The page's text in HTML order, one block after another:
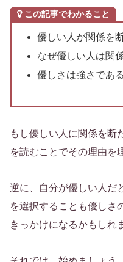
この記事でわかること
優しい人が関係を
なぜ優しい人は関
優しさは強さである
もし優しい人に関係を断
を読むことでその理由を
逆に、自分が優しい人だ
を選択することも優しさ
きっかけになるかもしれ